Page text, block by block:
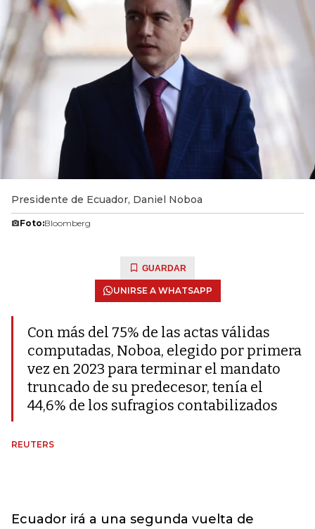
Presidente de Ecuador, Daniel Noboa
Foto:Bloomberg
GUARDAR
UNIRSE A WHATSAPP
Con más del 75% de las actas válidas
computadas, Noboa, elegido por primera
vez en 2023 para terminar el mandato
truncado de su predecesor, tenía el
44,6% de los sufragios contabilizados
REUTERS
Ecuador irá a una segunda vuelta de